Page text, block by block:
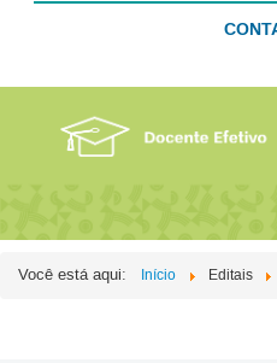
Você está aqui: Início Editais